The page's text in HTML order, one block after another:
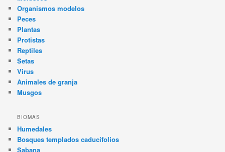
Organismos modelos
Peces
Plantas
Protistas
Reptiles
Setas
Virus
Animales de granja
Musgos
BIOMAS
Humedales
Bosques templados caducifolios
Sabana